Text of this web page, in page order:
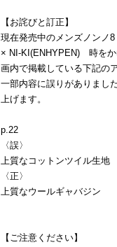
【お詫びと訂正】
現在発売中のメンズノンノ
× NI-KI(ENHYPEN) 時を
画内で掲載している下記の
一部内容に誤りがありまし
上げます。
p.22
〈誤〉
上質なコットンツイル生地
〈正〉
上質なウールギャバジン
【ご注意ください】